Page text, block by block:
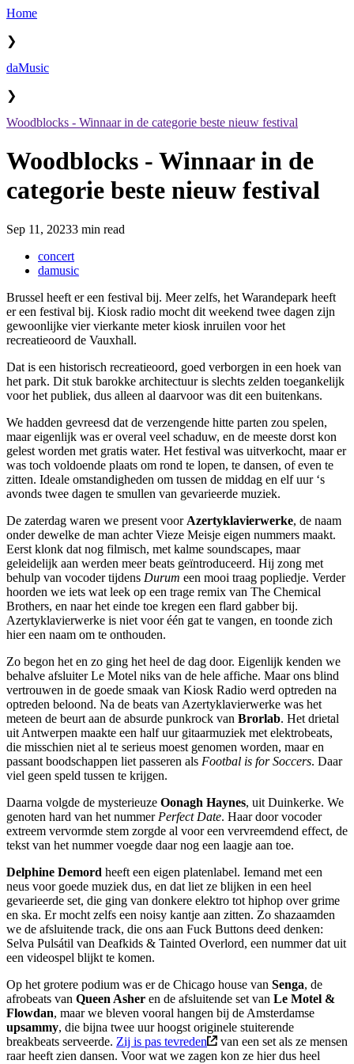
Home
❯
daMusic
❯
Woodblocks - Winnaar in de categorie beste nieuw festival
Woodblocks - Winnaar in de
categorie beste nieuw festival
Sep 11, 20233 min read
concert
damusic
Brussel heeft er een festival bij. Meer zelfs, het Warandepark heeft
er een festival bij. Kiosk radio mocht dit weekend twee dagen zijn
gewoonlijke vier vierkante meter kiosk inruilen voor het
recreatieoord de Vauxhall.
Dat is een historisch recreatieoord, goed verborgen in een hoek van
het park. Dit stuk barokke architectuur is slechts zelden toegankelijk
voor het publiek, dus alleen al daarvoor was dit een buitenkans.
We hadden gevreesd dat de verzengende hitte parten zou spelen,
maar eigenlijk was er overal veel schaduw, en de meeste dorst kon
gelest worden met gratis water. Het festival was uitverkocht, maar er
was toch voldoende plaats om rond te lopen, te dansen, of even te
zitten. Ideale omstandigheden om tussen de middag en elf uur ‘s
avonds twee dagen te smullen van gevarieerde muziek.
De zaterdag waren we present voor Azertyklavierwerke, de naam
onder dewelke de man achter Vieze Meisje eigen nummers maakt.
Eerst klonk dat nog filmisch, met kalme soundscapes, maar
geleidelijk aan werden meer beats geïntroduceerd. Hij zong met
behulp van vocoder tijdens Durum een mooi traag popliedje. Verder
hoorden we iets wat leek op een trage remix van The Chemical
Brothers, en naar het einde toe kregen een flard gabber bij.
Azertyklavierwerke is niet voor één gat te vangen, en toonde zich
hier een naam om te onthouden.
Zo begon het en zo ging het heel de dag door. Eigenlijk kenden we
behalve afsluiter Le Motel niks van de hele affiche. Maar ons blind
vertrouwen in de goede smaak van Kiosk Radio werd optreden na
optreden beloond. Na de beats van Azertyklavierwerke was het
meteen de beurt aan de absurde punkrock van Brorlab. Het drietal
uit Antwerpen maakte een half uur gitaarmuziek met elektrobeats,
die misschien niet al te serieus moest genomen worden, maar en
passant boodschappen liet passeren als Footbal is for Soccers. Daar
viel geen speld tussen te krijgen.
Daarna volgde de mysterieuze Oonagh Haynes, uit Duinkerke. We
genoten hard van het nummer Perfect Date. Haar door vocoder
extreem vervormde stem zorgde al voor een vervreemdend effect, de
tekst van het nummer voegde daar nog een laagje aan toe.
Delphine Demord heeft een eigen platenlabel. Iemand met een
neus voor goede muziek dus, en dat liet ze blijken in een heel
gevarieerde set, die ging van donkere elektro tot hiphop over grime
en ska. Er mocht zelfs een noisy kantje aan zitten. Zo shazaamden
we de afsluitende track, die ons aan Fuck Buttons deed denken:
Selva Pulsátil van Deafkids & Tainted Overlord, een nummer dat uit
een videospel blijkt te komen.
Op het grotere podium was er de Chicago house van Senga, de
afrobeats van Queen Asher en de afsluitende set van Le Motel &
Flowdan, maar we bleven vooral hangen bij de Amsterdamse
upsammy, die bijna twee uur hoogst originele stuiterende
breakbeats serveerde. Zij is pas tevreden
van een set als ze mensen
raar heeft zien dansen. Voor wat we zagen kon ze hier dus heel